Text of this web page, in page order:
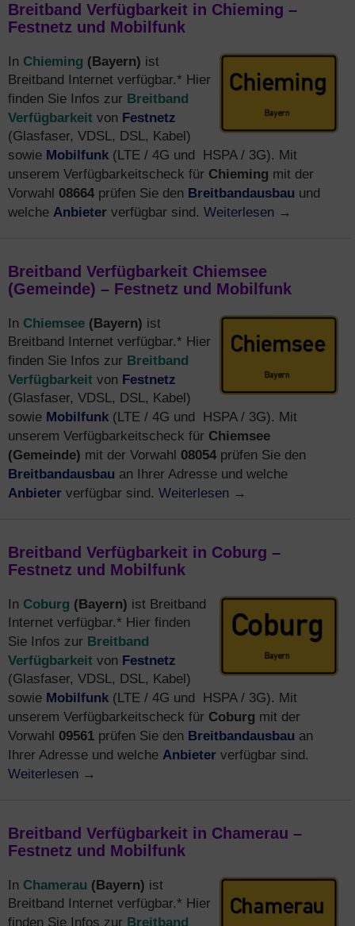
Breitband Verfügbarkeit in Chieming –
Festnetz und Mobilfunk
In Chieming (Bayern) ist
Breitband Internet verfügbar.* Hier
finden Sie Infos zur Breitband
Verfügbarkeit von Festnetz
(Glasfaser, VDSL, DSL, Kabel)
sowie Mobilfunk (LTE / 4G und HSPA / 3G). Mit
unserem Verfügbarkeitscheck für Chieming mit der
Vorwahl 08664 prüfen Sie den Breitbandausbau und
welche Anbieter verfügbar sind. Weiterlesen →
Breitband Verfügbarkeit Chiemsee
(Gemeinde) – Festnetz und Mobilfunk
In Chiemsee (Bayern) ist
Breitband Internet verfügbar.* Hier
finden Sie Infos zur Breitband
Verfügbarkeit von Festnetz
(Glasfaser, VDSL, DSL, Kabel)
sowie Mobilfunk (LTE / 4G und HSPA / 3G). Mit
unserem Verfügbarkeitscheck für Chiemsee
(Gemeinde) mit der Vorwahl 08054 prüfen Sie den
Breitbandausbau an Ihrer Adresse und welche
Anbieter verfügbar sind. Weiterlesen →
Breitband Verfügbarkeit in Coburg –
Festnetz und Mobilfunk
In Coburg (Bayern) ist Breitband
Internet verfügbar.* Hier finden
Sie Infos zur Breitband
Verfügbarkeit von Festnetz
(Glasfaser, VDSL, DSL, Kabel)
sowie Mobilfunk (LTE / 4G und HSPA / 3G). Mit
unserem Verfügbarkeitscheck für Coburg mit der
Vorwahl 09561 prüfen Sie den Breitbandausbau an
Ihrer Adresse und welche Anbieter verfügbar sind.
Weiterlesen →
Breitband Verfügbarkeit in Chamerau –
Festnetz und Mobilfunk
In Chamerau (Bayern) ist
Breitband Internet verfügbar.* Hier
finden Sie Infos zur Breitband